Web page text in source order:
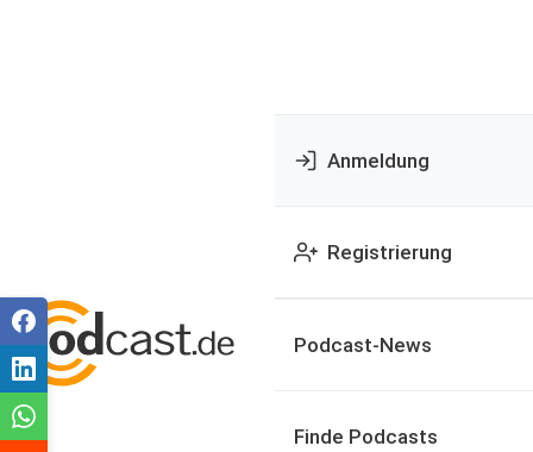
Anmeldung
Registrierung
Podcast-News
Finde Podcasts